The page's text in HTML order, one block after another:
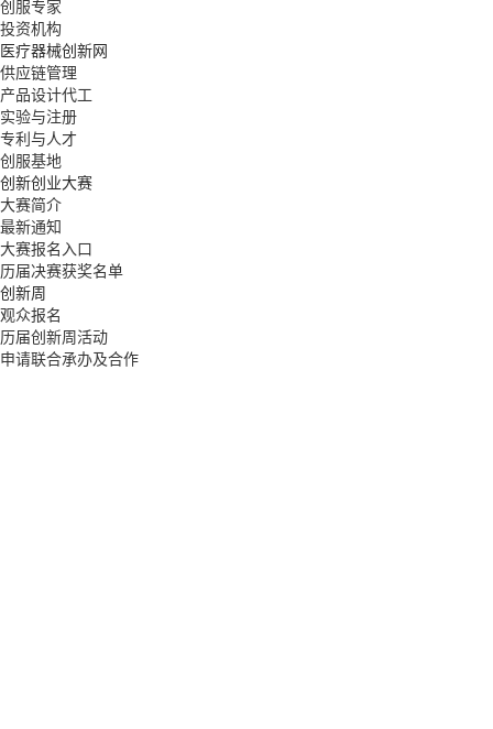
创服专家
投资机构
医疗器械创新网
供应链管理
产品设计代工
实验与注册
专利与人才
创服基地
创新创业大赛
大赛简介
最新通知
大赛报名入口
历届决赛获奖名单
创新周
观众报名
历届创新周活动
申请联合承办及合作